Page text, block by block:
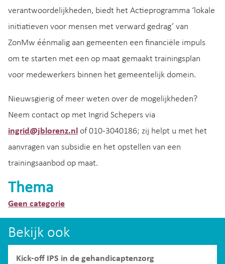
verantwoordelijkheden, biedt het Actieprogramma ‘lokale
initiatieven voor mensen met verward gedrag’ van
ZonMw éénmalig aan gemeenten een financiële impuls
om te starten met een op maat gemaakt trainingsplan
voor medewerkers binnen het gemeentelijk domein.
Nieuwsgierig of meer weten over de mogelijkheden?
Neem contact op met Ingrid Schepers via
ingrid@jblorenz.nl of 010-3040186; zij helpt u met het
aanvragen van subsidie en het opstellen van een
trainingsaanbod op maat.
Thema
Geen categorie
Bekijk ook
Kick-off IPS in de gehandicaptenzorg